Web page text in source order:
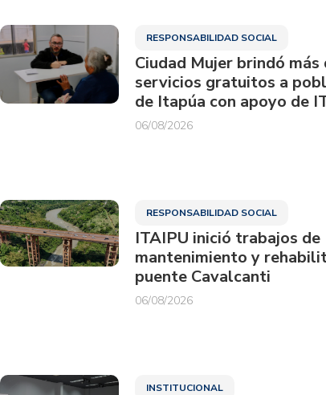
RESPONSABILIDAD SOCIAL
Ciudad Mujer brindó más
servicios gratuitos a
de Itapúa con apoyo de
06/08/2026
RESPONSABILIDAD SOCIAL
ITAIPU inició trabajos de
mantenimiento y
puente Cavalcanti
06/08/2026
INSTITUCIONAL